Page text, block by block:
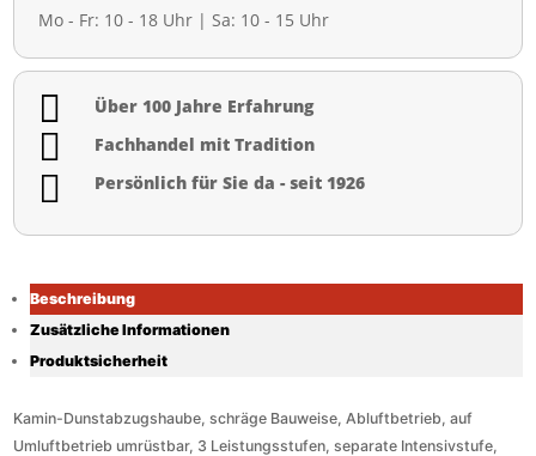
Mo - Fr: 10 - 18 Uhr | Sa: 10 - 15 Uhr
 Über 100 Jahre Erfahrung
 Fachhandel mit Tradition
 Persönlich für Sie da - seit 1926
Beschreibung
Zusätzliche Informationen
Produktsicherheit
Kamin-Dunstabzugshaube, schräge Bauweise, Abluftbetrieb, auf
Umluftbetrieb umrüstbar, 3 Leistungsstufen, separate Intensivstufe,